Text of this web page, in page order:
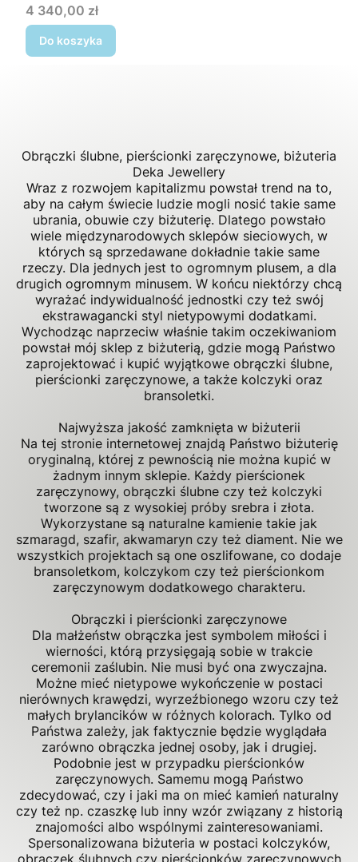
Cena
4 340,00 zł
Do koszyka
Obrączki ślubne, pierścionki zaręczynowe, biżuteria
Deka Jewellery
Wraz z rozwojem kapitalizmu powstał trend na to,
aby na całym świecie ludzie mogli nosić takie same
ubrania, obuwie czy biżuterię. Dlatego powstało
wiele międzynarodowych sklepów sieciowych, w
których są sprzedawane dokładnie takie same
rzeczy. Dla jednych jest to ogromnym plusem, a dla
drugich ogromnym minusem. W końcu niektórzy chcą
wyrażać indywidualność jednostki czy też swój
ekstrawagancki styl nietypowymi dodatkami.
Wychodząc naprzeciw właśnie takim oczekiwaniom
powstał mój sklep z biżuterią, gdzie mogą Państwo
zaprojektować i kupić wyjątkowe obrączki ślubne,
pierścionki zaręczynowe, a także kolczyki oraz
bransoletki.
Najwyższa jakość zamknięta w biżuterii
Na tej stronie internetowej znajdą Państwo biżuterię
oryginalną, której z pewnością nie można kupić w
żadnym innym sklepie. Każdy pierścionek
zaręczynowy, obrączki ślubne czy też kolczyki
tworzone są z wysokiej próby srebra i złota.
Wykorzystane są naturalne kamienie takie jak
szmaragd, szafir, akwamaryn czy też diament. Nie we
wszystkich projektach są one oszlifowane, co dodaje
bransoletkom, kolczykom czy też pierścionkom
zaręczynowym dodatkowego charakteru.
Obrączki i pierścionki zaręczynowe
Dla małżeństw obrączka jest symbolem miłości i
wierności, którą przysięgają sobie w trakcie
ceremonii zaślubin. Nie musi być ona zwyczajna.
Możne mieć nietypowe wykończenie w postaci
nierównych krawędzi, wyrzeźbionego wzoru czy też
małych brylancików w różnych kolorach. Tylko od
Państwa zależy, jak faktycznie będzie wyglądała
zarówno obrączka jednej osoby, jak i drugiej.
Podobnie jest w przypadku pierścionków
zaręczynowych. Samemu mogą Państwo
zdecydować, czy i jaki ma on mieć kamień naturalny
czy też np. czaszkę lub inny wzór związany z historią
znajomości albo wspólnymi zainteresowaniami.
Spersonalizowana biżuteria w postaci kolczyków,
obrączek ślubnych czy pierścionków zaręczynowych